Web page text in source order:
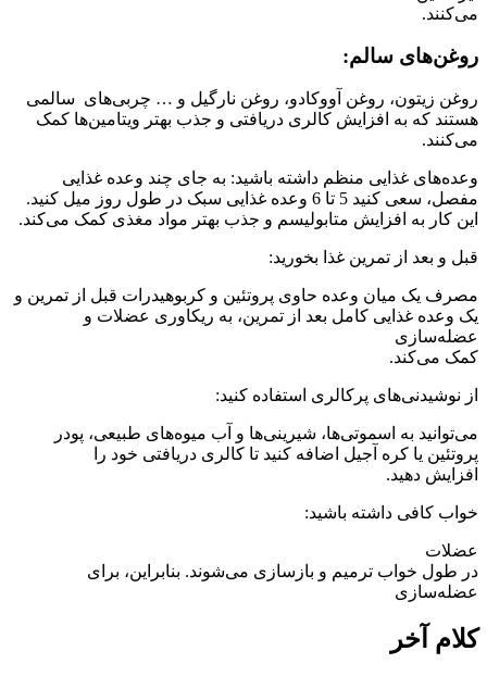
می‌کنند.
روغن‌های سالم:
روغن زیتون، روغن آووکادو، روغن نارگیل و … چربی‌های سالمی
هستند که به افزایش کالری دریافتی و جذب بهتر ویتامین‌ها کمک
می‌کنند.
وعده‌های غذایی منظم داشته باشید: به جای چند وعده غذایی
مفصل، سعی کنید 5 تا 6 وعده غذایی سبک در طول روز میل کنید.
این کار به افزایش متابولیسم و ​​جذب بهتر مواد مغذی کمک می‌کند.
قبل و بعد از تمرین غذا بخورید:
مصرف یک میان وعده حاوی پروتئین و کربوهیدرات قبل از تمرین و
یک وعده غذایی کامل بعد از تمرین، به ریکاوری عضلات و
عضله‌سازی
کمک می‌کند.
از نوشیدنی‌های پرکالری استفاده کنید:
می‌توانید به اسموتی‌ها، شیرینی‌ها و آب میوه‌های طبیعی، پودر
پروتئین یا کره آجیل اضافه کنید تا کالری دریافتی خود را
افزایش دهید.
خواب کافی داشته باشید:
عضلات
در طول خواب ترمیم و بازسازی می‌شوند. بنابراین، برای
عضله‌سازی
کلام آخر